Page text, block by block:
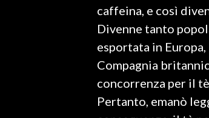
caffeina, e così
Divenne tanto
esportata in
Compagnia
concorrenza per il
Pertanto, emanò